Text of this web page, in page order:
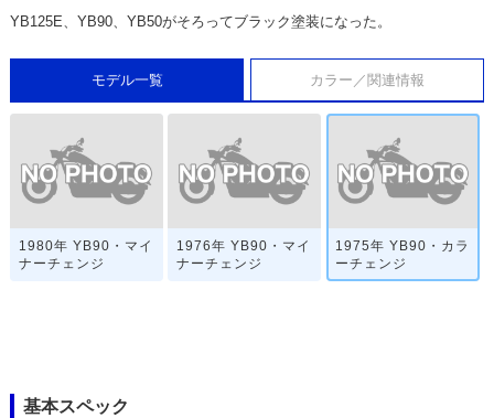
YB125E、YB90、YB50がそろってブラック塗装になった。
モデル一覧 カラー／関連情報
1980年 YB90・マイ
ナーチェンジ
1976年 YB90・マイ
ナーチェンジ
1975年 YB90・カラ
ーチェンジ
基本スペック